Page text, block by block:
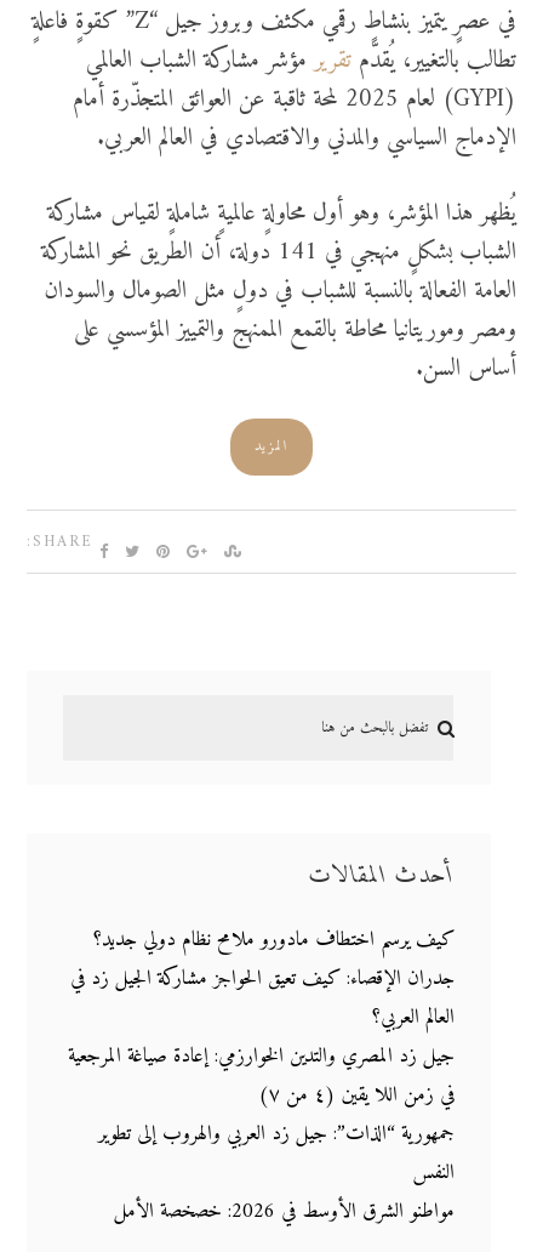
في عصرٍ يتميز بنشاطٍ رقمي مكثف وبروز جيل “Z” كقوةٍ فاعلةٍ
تطالب بالتغيير، يُقدّمتقريرمؤشر مشاركة الشباب العالمي
(GYPI) لعام 2025 لمحة ثاقبة عن العوائق المتجذّرة أمام
الإدماج السياسي والمدني والاقتصادي في العالم العربي.
يُظهر هذا المؤشر، وهو أول محاولةٍ عالميةٍ شاملةٍ لقياس مشاركة
الشباب بشكلٍ منهجي في 141 دولة، أن الطريق نحو المشاركة
العامة الفعالة بالنسبة للشباب في دولٍ مثل الصومال والسودان
ومصر وموريتانيا محاطة بالقمع الممنهج والتمييز المؤسسي على
أساس السن.
المزيد
SHARE:
أحدث المقالات
كيف يرسم اختطاف مادورو ملامح نظام دولي جديد؟
جدران الإقصاء: كيف تعيق الحواجز مشاركة الجيل زد في
العالم العربي؟
جيل زد المصري والتدين الخوارزمي: إعادة صياغة المرجعية
في زمن اللا يقين (٤ من ٧)
جمهورية “الذات”: جيل زد العربي والهروب إلى تطوير
النفس
مواطنو الشرق الأوسط في 2026: خصخصة الأمل